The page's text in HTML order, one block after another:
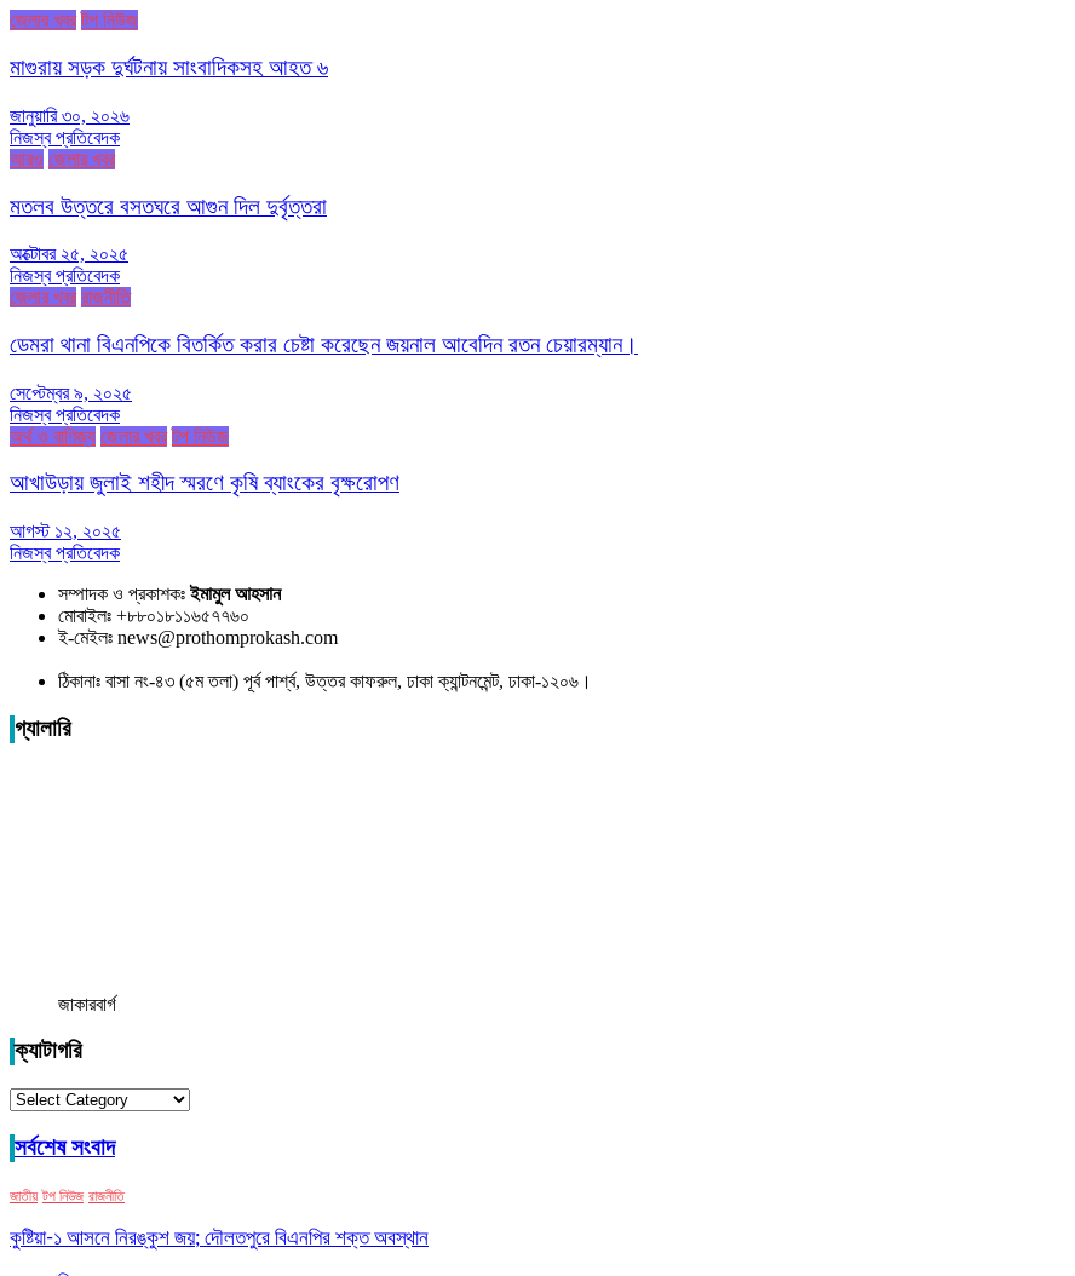
জেলার খবর টপ নিউজ
মাগুরায় সড়ক দুর্ঘটনায় সাংবাদিকসহ আহত ৬
জানুয়ারি ৩০, ২০২৬
নিজস্ব প্রতিবেদক
আরও জেলার খবর
মতলব উত্তরে বসতঘরে আগুন দিল দুর্বৃত্তরা
অক্টোবর ২৫, ২০২৫
নিজস্ব প্রতিবেদক
জেলার খবর রাজনীতি
ডেমরা থানা বিএনপিকে বিতর্কিত করার চেষ্টা করেছেন জয়নাল আবেদিন রতন চেয়ারম্যান।
সেপ্টেম্বর ৯, ২০২৫
নিজস্ব প্রতিবেদক
অর্থ ও বাণিজ্য জেলার খবর টপ নিউজ
আখাউড়ায় জুলাই শহীদ স্মরণে কৃষি ব্যাংকের বৃক্ষরোপণ
আগস্ট ১২, ২০২৫
নিজস্ব প্রতিবেদক
সম্পাদক ও প্রকাশকঃইমামুল আহসান
মোবাইলঃ +৮৮০১৮১১৬৫৭৭৬০
ই-মেইলঃ news@prothomprokash.com
ঠিকানাঃ বাসা নং-৪৩ (৫ম তলা) পূর্ব পার্শ্ব, উত্তর কাফরুল, ঢাকা ক্যান্টনমেন্ট, ঢাকা-১২০৬।
গ্যালারি
জাকারবার্গ
ক্যাটাগরি
ক্যাটাগরি
সর্বশেষ সংবাদ
জাতীয় টপ নিউজ রাজনীতি
কুষ্টিয়া-১ আসনে নিরঙ্কুশ জয়; দৌলতপুরে বিএনপির শক্ত অবস্থান